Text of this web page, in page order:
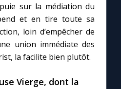
sur la médiation du
et en tire toute sa
loin d’empêcher de
union immédiate des
la facilite bien plutôt.
Vierge, dont la